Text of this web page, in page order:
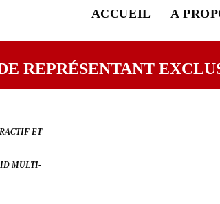
ACCUEIL A
REPRÉSENTANT
ET
MULTI-